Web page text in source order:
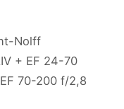
Nolff
+ EF 24-70
70-200 f/2,8